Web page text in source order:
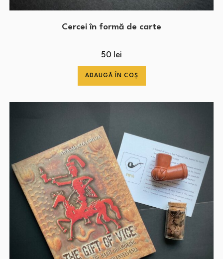
Cercei în formă de carte
50 lei
ADAUGĂ ÎN COȘ